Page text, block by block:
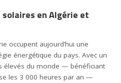
en Algérie et
occupent aujourd’hui une
énergétique du pays. Avec un
élevés du monde — bénéficiant
les 3 000 heures par an —